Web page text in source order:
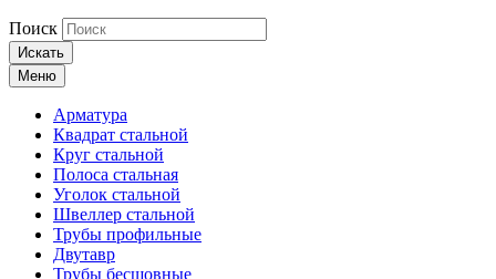
Поиск
Искать
Меню
Арматура
Квадрат стальной
Круг стальной
Полоса стальная
Уголок стальной
Швеллер стальной
Трубы профильные
Двутавр
Трубы бесшовные